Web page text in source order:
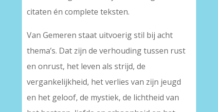
citaten én complete teksten.
Van Gemeren staat uitvoerig stil bij acht
thema’s. Dat zijn de verhouding tussen rust
en onrust, het leven als strijd, de
vergankelijkheid, het verlies van zijn jeugd
en het geloof, de mystiek, de lichtheid van